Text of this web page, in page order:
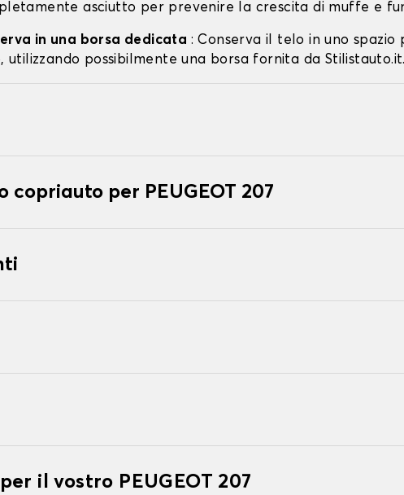
asciutto per prevenire la crescita di muffe e
in una borsa dedicata : Conserva il telo in uno spazio
utilizzando possibilmente una borsa fornita da Stilistauto.it.
per PEUGEOT 207
il vostro PEUGEOT 207